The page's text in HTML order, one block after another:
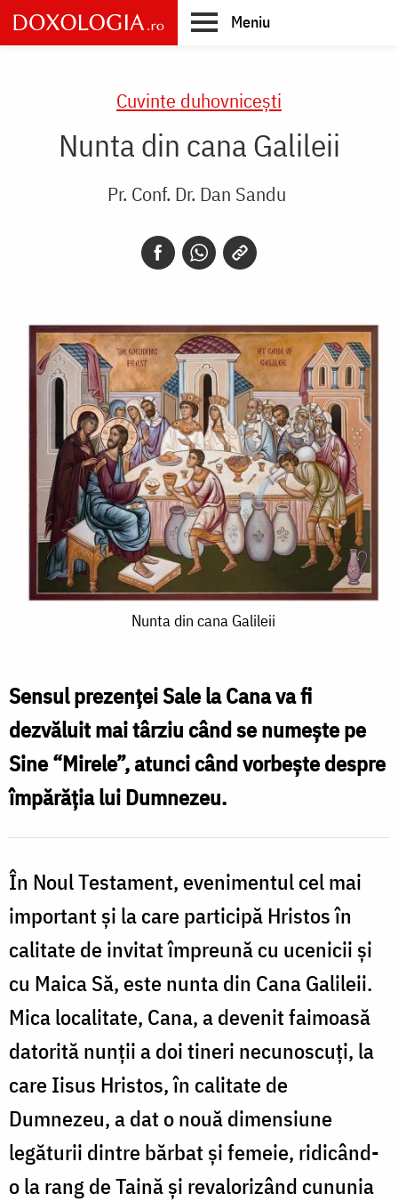
Skip
to
main
Meniu
Cuvinte duhovnicești
Nunta din cana Galileii
Pr. Conf. Dr. Dan Sandu
cana
Galileii
Nunta din cana Galileii
Sensul prezenţei Sale la Cana va fi
dezvăluit mai târziu când se numeşte pe
Sine “Mirele”, atunci când vorbeşte despre
împărăţia lui Dumnezeu.
În Noul Testament, evenimentul cel mai
important şi la care participă Hristos în
calitate de invitat împreună cu ucenicii şi
cu Maica Să, este nunta din Cana Galileii.
Mica localitate, Cana, a devenit faimoasă
datorită nunţii a doi tineri necunoscuţi, la
care Iisus Hristos, în calitate de
Dumnezeu, a dat o nouă dimensiune
legăturii dintre bărbat şi femeie, ridicând-
o la rang de Taină şi revalorizând cununia